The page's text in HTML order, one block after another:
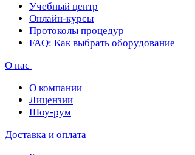
Учебный центр
Онлайн-курсы
Протоколы процедур
FAQ: Как выбрать оборудование
О нас
О компании
Лицензии
Шоу-рум
Доставка и оплата